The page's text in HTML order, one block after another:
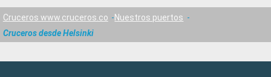
Cruceros www.cruceros.co
Nuestros puertos
Cruceros desde Helsinki